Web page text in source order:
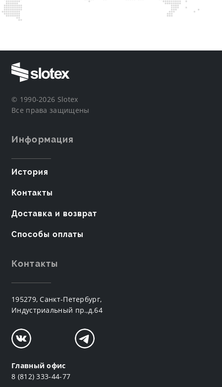
© 1990-2026 Slotex
Все права защищены
Информация
История
Контакты
Доставка и возврат
Способы оплаты
Контакты
195279, Санкт-Петербург,
Индустриальный пр.,д.64
Главный офис
8 (812) 333-44-77